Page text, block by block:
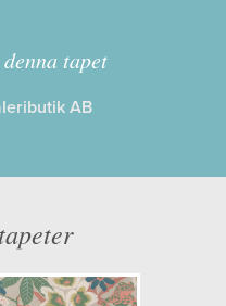
designers
x 0,49
tapet
AB